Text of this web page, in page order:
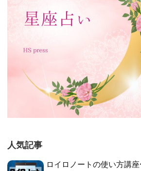
人気記事
ロイロノートの使い方講